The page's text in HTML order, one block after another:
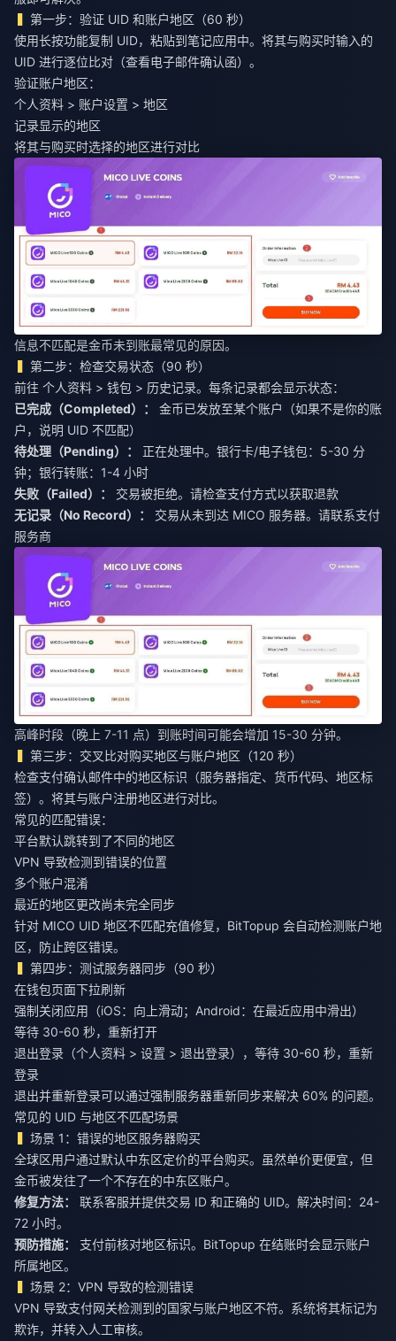
第一步：验证 UID 和账户地区（60 秒）
使用长按功能复制 UID，粘贴到笔记应用中。将其与购买时输入的
UID 进行逐位比对（查看电子邮件确认函）。
验证账户地区：
个人资料 > 账户设置 > 地区
记录显示的地区
将其与购买时选择的地区进行对比
信息不匹配是金币未到账最常见的原因。
第二步：检查交易状态（90 秒）
前往 个人资料 > 钱包 > 历史记录。每条记录都会显示状态：
已完成（Completed）：
金币已发放至某个账户（如果不是你的账
户，说明 UID 不匹配）
待处理（Pending）：
正在处理中。银行卡/电子钱包：5-30 分
钟；银行转账：1-4 小时
失败（Failed）：
交易被拒绝。请检查支付方式以获取退款
无记录（No Record）：
交易从未到达 MICO 服务器。请联系支付
服务商
高峰时段（晚上 7-11 点）到账时间可能会增加 15-30 分钟。
第三步：交叉比对购买地区与账户地区（120 秒）
检查支付确认邮件中的地区标识（服务器指定、货币代码、地区标
签）。将其与账户注册地区进行对比。
常见的匹配错误：
平台默认跳转到了不同的地区
VPN 导致检测到错误的位置
多个账户混淆
最近的地区更改尚未完全同步
针对 MICO UID 地区不匹配充值修复，BitTopup 会自动检测账户地
区，防止跨区错误。
第四步：测试服务器同步（90 秒）
在钱包页面下拉刷新
强制关闭应用（iOS：向上滑动；Android：在最近应用中滑出）
等待 30-60 秒，重新打开
退出登录（个人资料 > 设置 > 退出登录），等待 30-60 秒，重新
登录
退出并重新登录可以通过强制服务器重新同步来解决 60% 的问题。
常见的 UID 与地区不匹配场景
场景 1：错误的地区服务器购买
全球区用户通过默认中东区定价的平台购买。虽然单价更便宜，但
金币被发往了一个不存在的中东区账户。
修复方法：
联系客服并提供交易 ID 和正确的 UID。解决时间：24-
72 小时。
预防措施：
支付前核对地区标识。BitTopup 在结账时会显示账户
所属地区。
场景 2：VPN 导致的检测错误
VPN 导致支付网关检测到的国家与账户地区不符。系统将其标记为
欺诈，并转入人工审核。